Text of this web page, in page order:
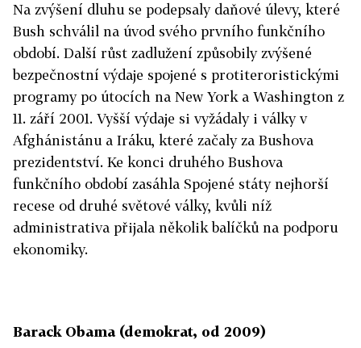
Na zvýšení dluhu se podepsaly daňové úlevy, které
Bush schválil na úvod svého prvního funkčního
období. Další růst zadlužení způsobily zvýšené
bezpečnostní výdaje spojené s protiteroristickými
programy po útocích na New York a Washington z
11. září 2001. Vyšší výdaje si vyžádaly i války v
Afghánistánu a Iráku, které začaly za Bushova
prezidentství. Ke konci druhého Bushova
funkčního období zasáhla Spojené státy nejhorší
recese od druhé světové války, kvůli níž
administrativa přijala několik balíčků na podporu
ekonomiky.
Barack Obama (demokrat, od 2009)